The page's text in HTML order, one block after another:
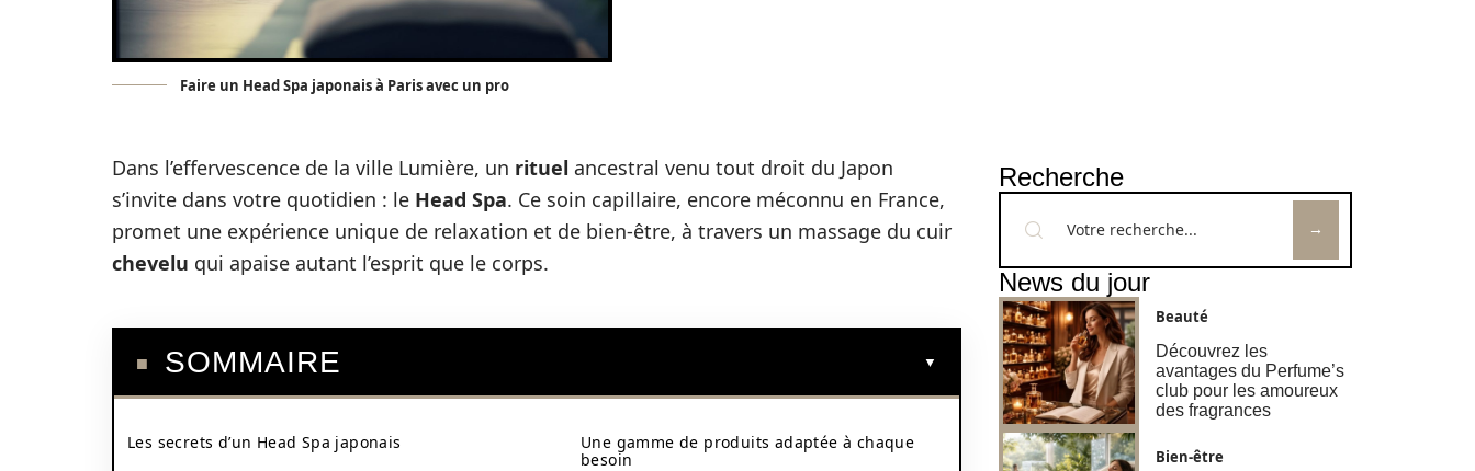
Faire un Head Spa japonais à Paris avec un pro
Dans l’effervescence de la ville Lumière, un rituel ancestral venu tout droit du Japon
s’invite dans votre quotidien : le Head Spa. Ce soin capillaire, encore méconnu en France,
promet une expérience unique de relaxation et de bien-être, à travers un massage du cuir
chevelu qui apaise autant l’esprit que le corps.
SOMMAIRE
Les secrets d’un Head Spa japonais
Une gamme de produits adaptée à chaque
besoin
Recherche
News du jour
Beauté
Découvrez les
avantages du Perfume’s
club pour les amoureux
des fragrances
Bien-être